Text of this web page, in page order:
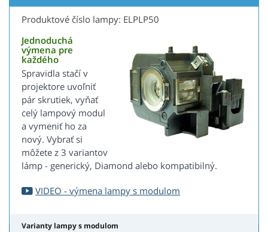
Produktové číslo lampy: ELPLP50
Jednoduchá
výmena pre
každého
Spravidla stačí v
projektore uvoľniť
pár skrutiek, vyňať
celý lampový modul
a vymeniť ho za
nový. Vybrať si
môžete z 3 variantov
lámp - generický, Diamond alebo kompatibilný.
VIDEO - výmena lampy s modulom
Varianty lampy s modulom